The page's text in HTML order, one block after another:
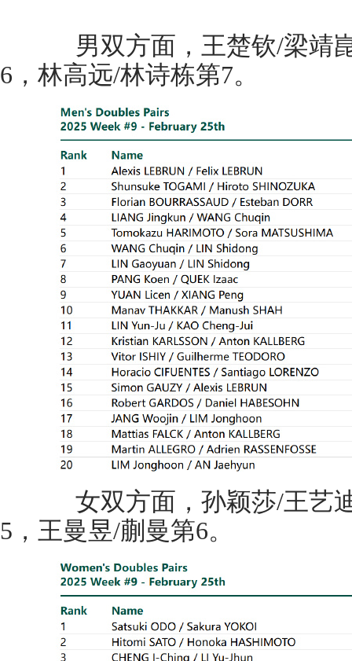
男双方面，王楚钦/梁靖
6，林高远/林诗栋第7。
女双方面，孙颖莎/王艺
5，王曼昱/蒯曼第6。